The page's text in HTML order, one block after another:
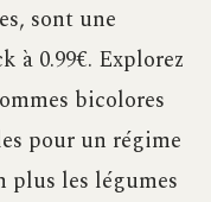
sont une
à 0.99€. Explorez
bicolores
pour un régime
plus les légumes